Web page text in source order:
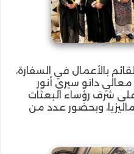
بالأعمال في السفارة،
داتو سيري أنور
على شرف رؤساء البعثات
وبحضور عدد من